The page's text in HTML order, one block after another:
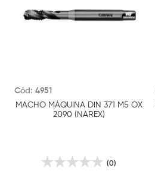
Cód: 4951
MACHO MÁQUINA DIN 371 M5 OX
2090 (NAREX)
(0)